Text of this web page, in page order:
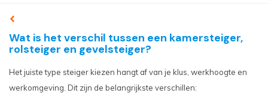
Wat is het verschil tussen een kamersteiger,
rolsteiger en gevelsteiger?
Het juiste type steiger kiezen hangt af van je klus, werkhoogte en
werkomgeving. Dit zijn de belangrijkste verschillen: